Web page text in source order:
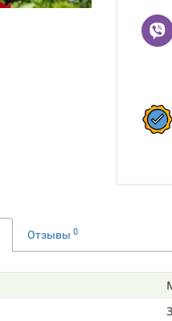
Отзывы 0
3